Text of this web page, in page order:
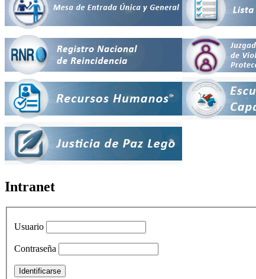
Intranet
Usuario
Contraseña